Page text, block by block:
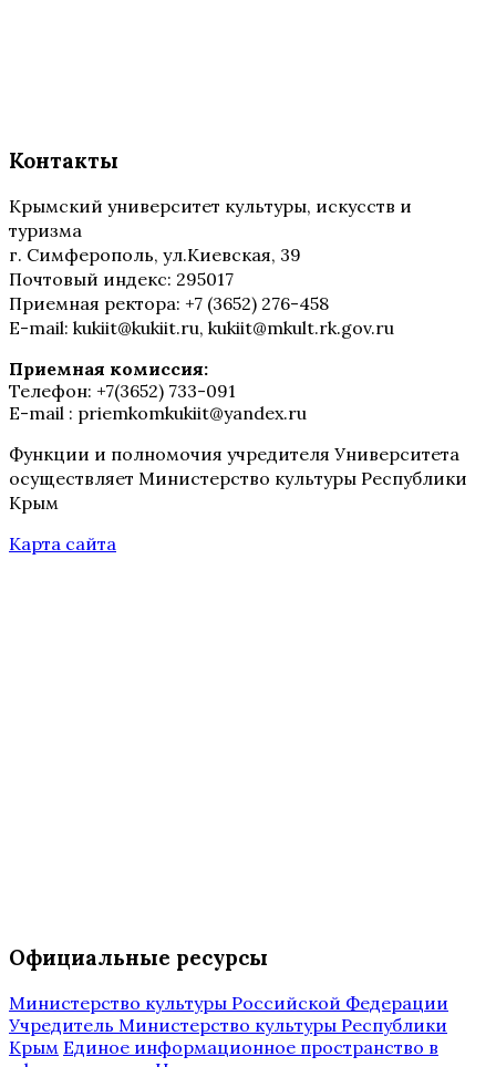
Контакты
Крымский университет культуры, искусств и
туризма
г. Симферополь, ул.Киевская, 39
Почтовый индекс: 295017
Приемная ректора: +7 (3652) 276-458
E-mail: kukiit@kukiit.ru, kukiit@mkult.rk.gov.ru
Приемная комиссия:
Телефон: +7(3652) 733-091
E-mail : priemkomkukiit@yandex.ru
Функции и полномочия учредителя Университета
осуществляет Министерство культуры Республики
Крым
Карта сайта
Официальные ресурсы
Министерство культуры Российской Федерации
Учредитель Министерство культуры Республики
Крым Единое информационное пространство в